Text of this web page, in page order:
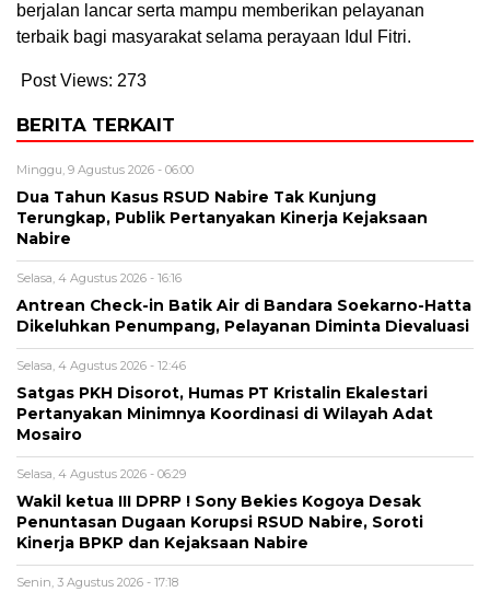
berjalan lancar serta mampu memberikan pelayanan
terbaik bagi masyarakat selama perayaan Idul Fitri.
Post Views: 273
BERITA TERKAIT
Minggu, 9 Agustus 2026 - 06:00
Dua Tahun Kasus RSUD Nabire Tak Kunjung
Terungkap, Publik Pertanyakan Kinerja Kejaksaan
Nabire
Selasa, 4 Agustus 2026 - 16:16
Antrean Check-in Batik Air di Bandara Soekarno-Hatta
Dikeluhkan Penumpang, Pelayanan Diminta Dievaluasi
Selasa, 4 Agustus 2026 - 12:46
Satgas PKH Disorot, Humas PT Kristalin Ekalestari
Pertanyakan Minimnya Koordinasi di Wilayah Adat
Mosairo
Selasa, 4 Agustus 2026 - 06:29
Wakil ketua III DPRP ! Sony Bekies Kogoya Desak
Penuntasan Dugaan Korupsi RSUD Nabire, Soroti
Kinerja BPKP dan Kejaksaan Nabire
Senin, 3 Agustus 2026 - 17:18